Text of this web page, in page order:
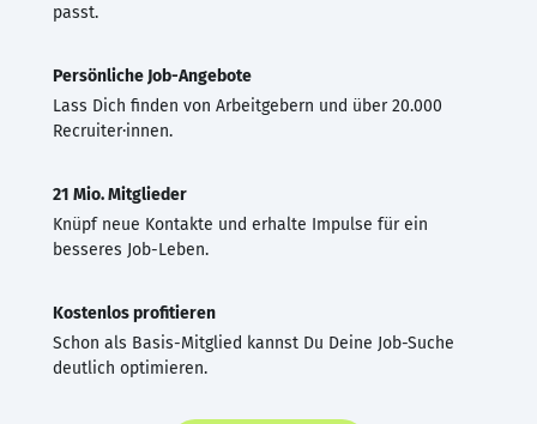
passt.
Persönliche Job-Angebote
Lass Dich finden von Arbeitgebern und über 20.000
Recruiter·innen.
21 Mio. Mitglieder
Knüpf neue Kontakte und erhalte Impulse für ein
besseres Job-Leben.
Kostenlos profitieren
Schon als Basis-Mitglied kannst Du Deine Job-Suche
deutlich optimieren.